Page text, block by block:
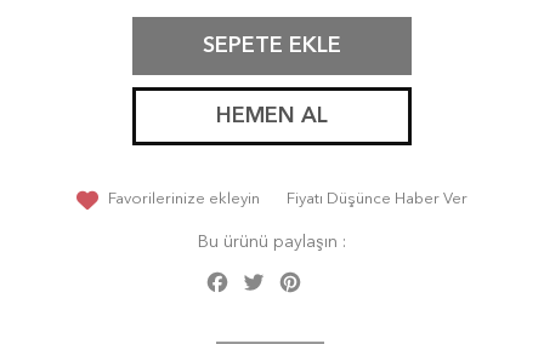
SEPETE EKLE
HEMEN AL
Favorilerinize ekleyin Fiyatı Düşünce Haber Ver
Bu ürünü paylaşın :
Facebook
Twitter